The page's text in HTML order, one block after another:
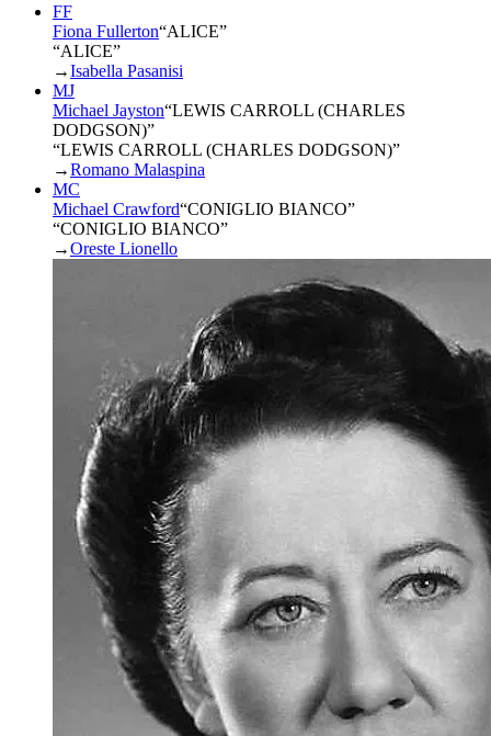
FF
Fiona Fullerton“ALICE”
“ALICE”
→Isabella Pasanisi
MJ
Michael Jayston“LEWIS CARROLL (CHARLES
DODGSON)”
“LEWIS CARROLL (CHARLES DODGSON)”
→Romano Malaspina
MC
Michael Crawford“CONIGLIO BIANCO”
“CONIGLIO BIANCO”
→Oreste Lionello